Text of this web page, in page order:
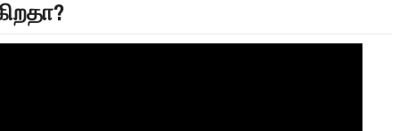
THE TAMIL EELAM CAUSE TAMIL NEWS LIVE
நாடுகடந்த தமிழீழ அரசின் தேர்தலுக்கான